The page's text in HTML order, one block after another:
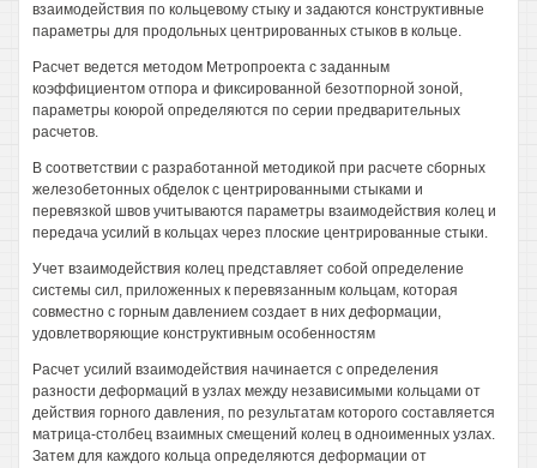
взаимодействия по кольцевому стыку и задаются конструктивные
параметры для продольных центрированных стыков в кольце.
Расчет ведется методом Метропроекта с заданным
коэффициентом отпора и фиксированной безотпорной зоной,
параметры коюрой определяются по серии предварительных
расчетов.
В соответствии с разработанной методикой при расчете сборных
железобетонных обделок с центрированными стыками и
перевязкой швов учитываются параметры взаимодействия колец и
передача усилий в кольцах через плоские центрированные стыки.
Учет взаимодействия колец представляет собой определение
системы сил, приложенных к перевязанным кольцам, которая
совместно с горным давлением создает в них деформации,
удовлетворяющие конструктивным особенностям
Расчет усилий взаимодействия начинается с определения
разности деформаций в узлах между независимыми кольцами от
действия горного давления, по результатам которого составляется
матрица-столбец взаимных смещений колец в одноименных узлах.
Затем для каждого кольца определяются деформации от